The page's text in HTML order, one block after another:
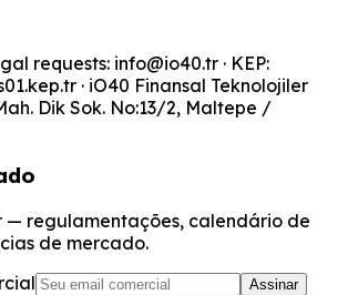
requests: info@io40.tr · KEP:
· iO40 Finansal Teknolojiler
Dik Sok. No:13/2, Maltepe /
— regulamentações, calendário de
de mercado.
Assinar